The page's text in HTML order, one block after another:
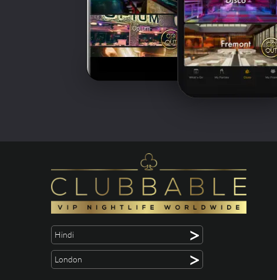
Hindi >
London >